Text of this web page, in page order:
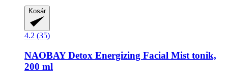
Kosár
4.2 (35)
NAOBAYDetox Energizing Facial Mist tonik,
200 ml